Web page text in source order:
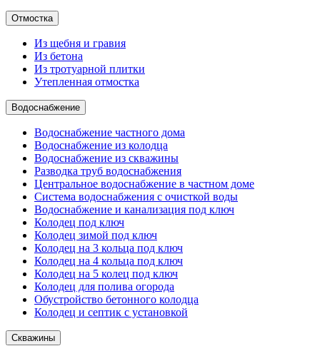
Отмостка
Из щебня и гравия
Из бетона
Из тротуарной плитки
Утепленная отмостка
Водоснабжение
Водоснабжение частного дома
Водоснабжение из колодца
Водоснабжение из скважины
Разводка труб водоснабжения
Центральное водоснабжение в частном доме
Система водоснабжения с очисткой воды
Водоснабжение и канализация под ключ
Колодец под ключ
Колодец зимой под ключ
Колодец на 3 кольца под ключ
Колодец на 4 кольца под ключ
Колодец на 5 колец под ключ
Колодец для полива огорода
Обустройство бетонного колодца
Колодец и септик с установкой
Скважины